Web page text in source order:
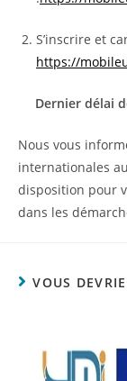
S’inscrire et
https://
Dernier délai
Nous vous
internationales
disposition pour
dans les
VOUS